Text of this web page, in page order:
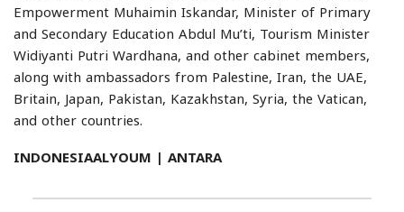
Empowerment Muhaimin Iskandar, Minister of Primary
and Secondary Education Abdul Mu’ti, Tourism Minister
Widiyanti Putri Wardhana, and other cabinet members,
along with ambassadors from Palestine, Iran, the UAE,
Britain, Japan, Pakistan, Kazakhstan, Syria, the Vatican,
and other countries.
INDONESIAALYOUM | ANTARA